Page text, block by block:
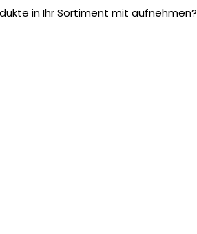
in Ihr Sortiment mit aufnehmen?